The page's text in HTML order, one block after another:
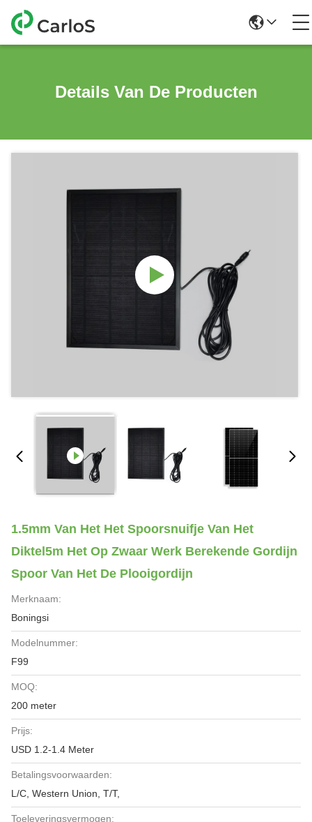
Details Van De Producten
1.5mm Van Het Het Spoorsnuifje Van Het
Diktel5m Het Op Zwaar Werk Berekende Gordijn
Spoor Van Het De Plooigordijn
Merknaam:
Boningsi
Modelnummer:
F99
MOQ:
200 meter
Prijs:
USD 1.2-1.4 Meter
Betalingsvoorwaarden:
L/C, Western Union, T/T,
Toeleveringsvermogen: